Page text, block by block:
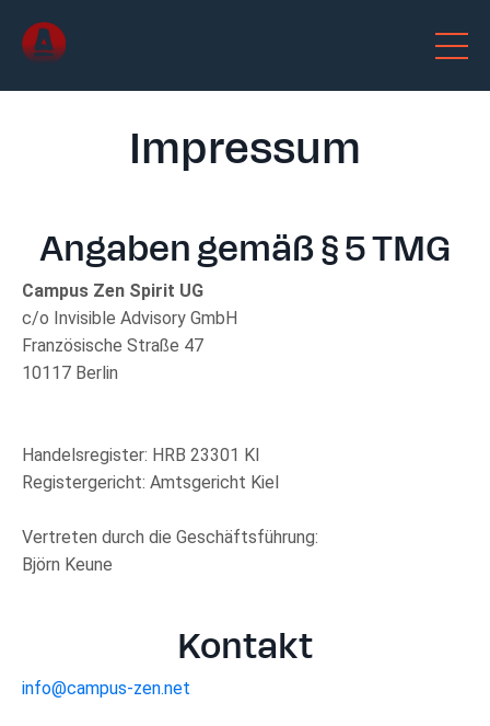
Impressum
Angaben gemäß § 5 TMG
Campus Zen Spirit UG
c/o Invisible Advisory GmbH
Französische Straße 47
10117 Berlin
Handelsregister: HRB 23301 KI
Registergericht: Amtsgericht Kiel
Vertreten durch die Geschäftsführung:
Björn Keune
Kontakt
info@campus-zen.net